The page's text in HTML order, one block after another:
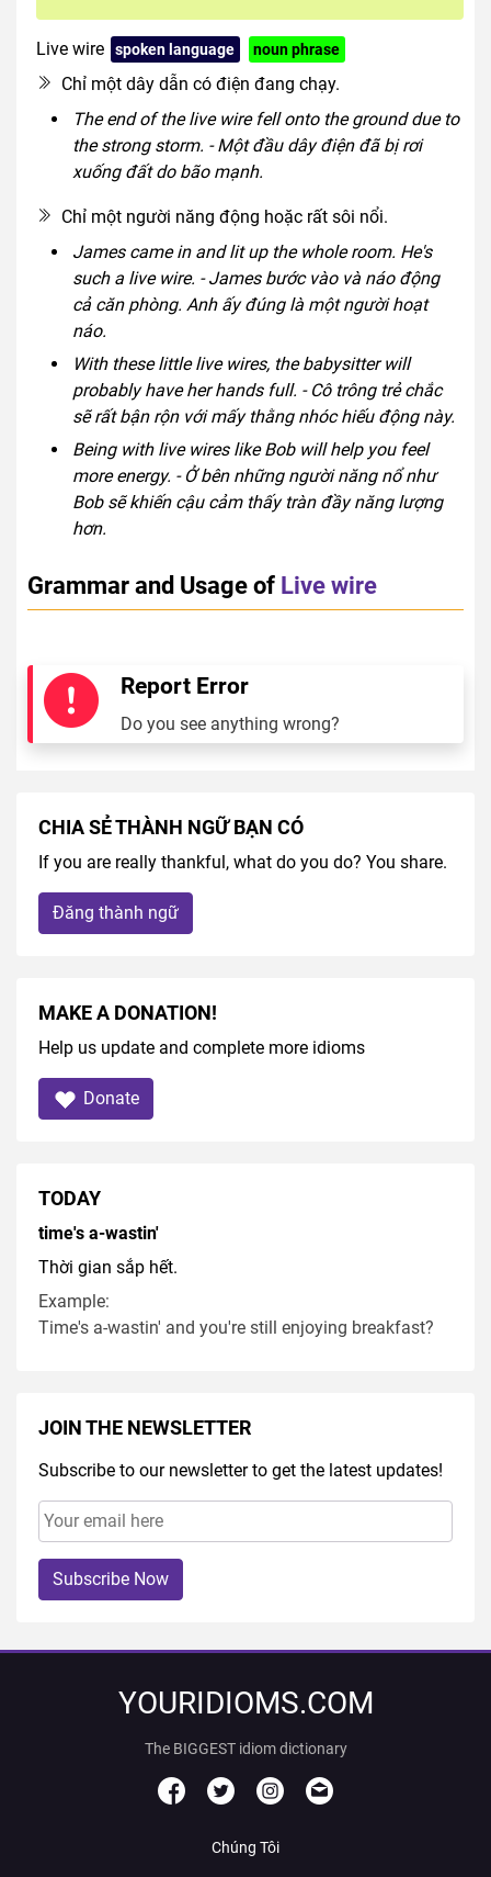
Live wire spoken language noun phrase
Chỉ một dây dẫn có điện đang chạy.
The end of the live wire fell onto the ground due to
the strong storm. - Một đầu dây điện đã bị rơi
xuống đất do bão mạnh.
Chỉ một người năng động hoặc rất sôi nổi.
James came in and lit up the whole room. He's
such a live wire. - James bước vào và náo động
cả căn phòng. Anh ấy đúng là một người hoạt
náo.
With these little live wires, the babysitter will
probably have her hands full. - Cô trông trẻ chắc
sẽ rất bận rộn với mấy thằng nhóc hiếu động này.
Being with live wires like Bob will help you feel
more energy. - Ở bên những người năng nổ như
Bob sẽ khiến cậu cảm thấy tràn đầy năng lượng
hơn.
Grammar and Usage of Live wire
Report Error
Do you see anything wrong?
CHIA SẺ THÀNH NGỮ BẠN CÓ
If you are really thankful, what do you do? You share.
Đăng thành ngữ
MAKE A DONATION!
Help us update and complete more idioms
Donate
TODAY
time's a-wastin'
Thời gian sắp hết.
Example:
Time's a-wastin' and you're still enjoying breakfast?
JOIN THE NEWSLETTER
Subscribe to our newsletter to get the latest updates!
Subscribe Now
YOURIDIOMS.COM
The BIGGEST idiom dictionary
Chúng Tôi